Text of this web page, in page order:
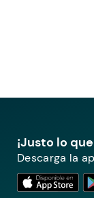
¡Justo lo
Descarga la